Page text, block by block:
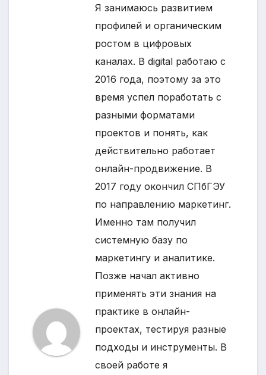
Я занимаюсь развитием
профилей и органическим
ростом в цифровых
каналах. В digital работаю с
2016 года, поэтому за это
время успел поработать с
разными форматами
проектов и понять, как
действительно работает
онлайн-продвижение. В
2017 году окончил СПбГЭУ
по направлению маркетинг.
Именно там получил
системную базу по
маркетингу и аналитике.
Позже начал активно
применять эти знания на
практике в онлайн-
проектах, тестируя разные
подходы и инструменты. В
своей работе я